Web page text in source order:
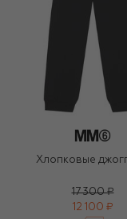
Хлопковые
17 300 ₽
12 100 ₽